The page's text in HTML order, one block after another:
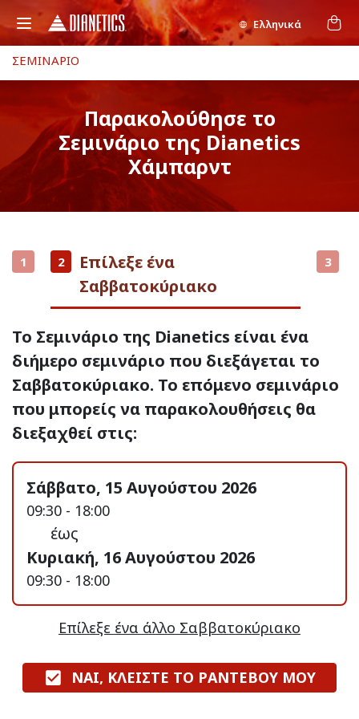
Ελληνικά
ΣΕΜΙΝΑΡΙΟ
Παρακολούθησε το
Σεμινάριο της Dianetics
Χάμπαρντ
1 2
Επίλεξε ένα
Σαββατοκύριακο
3
Το Σεμινάριο της Dianetics είναι ένα
διήμερο σεμινάριο που διεξάγεται το
Σαββατοκύριακο. Το επόμενο σεμινάριο
που μπορείς να παρακολουθήσεις θα
διεξαχθεί στις:
Σάββατο, 15 Αυγούστου 2026
09:30 - 18:00
έως
Κυριακή, 16 Αυγούστου 2026
09:30 - 18:00
Επίλεξε ένα άλλο Σαββατοκύριακο
ΝΑΙ, ΚΛΕΙΣΤΕ ΤΟ ΡΑΝΤΕΒΟΥ ΜΟΥ